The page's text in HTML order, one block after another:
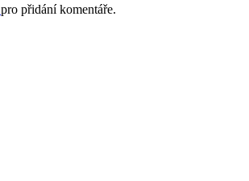
pro přidání komentáře.